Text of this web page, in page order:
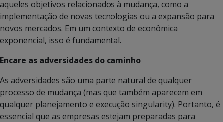
aqueles objetivos relacionados à mudança, como a
implementação de novas tecnologias ou a expansão para
novos mercados. Em um contexto de econômica
exponencial, isso é fundamental.
Encare as adversidades do caminho
As adversidades são uma parte natural de qualquer
processo de mudança (mas que também aparecem em
qualquer planejamento e execução singularity). Portanto, é
essencial que as empresas estejam preparadas para